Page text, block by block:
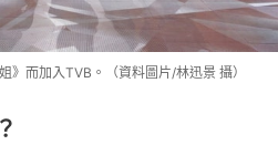
》而加入TVB。（資料圖片/林迅景 攝）